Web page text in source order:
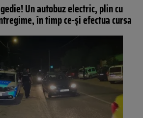
Un autobuz electric, plin cu
în timp ce-și efectua cursa